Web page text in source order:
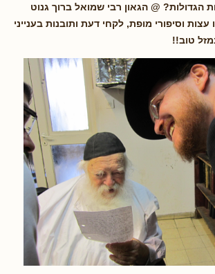
הגדולות? @ הגאון רבי שמואל ברוך גנוט
וסיפורי מופת, לקחי דעת ותובנות בענייני
טוב!!